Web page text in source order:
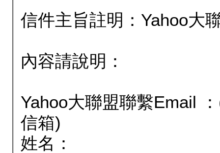
信件主旨註明：Yahoo大
內容請說明：
Yahoo大聯盟聯繫Email
信箱)
姓名：